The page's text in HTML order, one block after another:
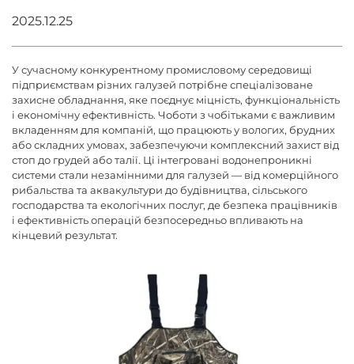
2025.12.25
У сучасному конкурентному промисловому середовищі
підприємствам різних галузей потрібне спеціалізоване
захисне обладнання, яке поєднує міцність, функціональність
і економічну ефективність. Чоботи з чобітьками є важливим
вкладенням для компаній, що працюють у вологих, брудних
або складних умовах, забезпечуючи комплексний захист від
стоп до грудей або талії. Ці інтегровані водонепроникні
системи стали незамінними для галузей — від комерційного
рибальства та аквакультури до будівництва, сільського
господарства та екологічних послуг, де безпека працівників
і ефективність операцій безпосередньо впливають на
кінцевий результат.